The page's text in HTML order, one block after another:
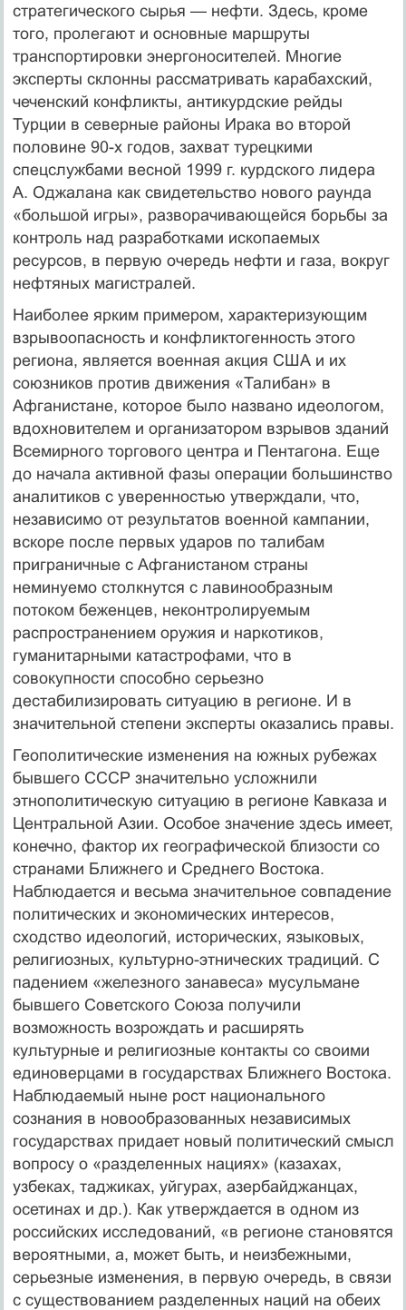
стратегического сырья — нефти. Здесь, кроме
того, пролегают и основные маршруты
транспортировки энергоносителей. Многие
эксперты склонны рассматривать карабахский,
чеченский конфликты, антикурдские рейды
Турции в северные районы Ирака во второй
половине 90-х годов, захват турецкими
спецслужбами весной 1999 г. курдского лидера
А. Оджалана как свидетельство нового раунда
«большой игры», разворачивающейся борьбы за
контроль над разработками ископаемых
ресурсов, в первую очередь нефти и газа, вокруг
нефтяных магистралей.
Наиболее ярким примером, характеризующим
взрывоопасность и конфликтогенность этого
региона, является военная акция США и их
союзников против движения «Талибан» в
Афганистане, которое было названо идеологом,
вдохновителем и организатором взрывов зданий
Всемирного торгового центра и Пентагона. Еще
до начала активной фазы операции большинство
аналитиков с уверенностью утверждали, что,
независимо от результатов военной кампании,
вскоре после первых ударов по талибам
приграничные с Афганистаном страны
неминуемо столкнутся с лавинообразным
потоком беженцев, неконтролируемым
распространением оружия и наркотиков,
гуманитарными катастрофами, что в
совокупности способно серьезно
дестабилизировать ситуацию в регионе. И в
значительной степени эксперты оказались правы.
Геополитические изменения на южных рубежах
бывшего СССР значительно усложнили
этнополитическую ситуацию в регионе Кавказа и
Центральной Азии. Особое значение здесь имеет,
конечно, фактор их географической близости со
странами Ближнего и Среднего Востока.
Наблюдается и весьма значительное совпадение
политических и экономических интересов,
сходство идеологий, исторических, языковых,
религиозных, культурно-этнических традиций. С
падением «железного занавеса» мусульмане
бывшего Советского Союза получили
возможность возрождать и расширять
культурные и религиозные контакты со своими
единоверцами в государствах Ближнего Востока.
Наблюдаемый ныне рост национального
сознания в новообразованных независимых
государствах придает новый политический смысл
вопросу о «разделенных нациях» (казахах,
узбеках, таджиках, уйгурах, азербайджанцах,
осетинах и др.). Как утверждается в одном из
российских исследований, «в регионе становятся
вероятными, а, может быть, и неизбежными,
серьезные изменения, в первую очередь, в связи
с существованием разделенных наций на обеих